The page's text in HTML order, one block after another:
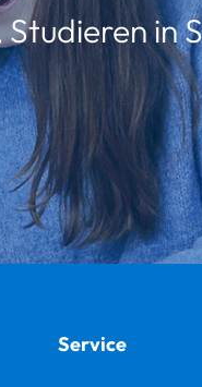
in
Service